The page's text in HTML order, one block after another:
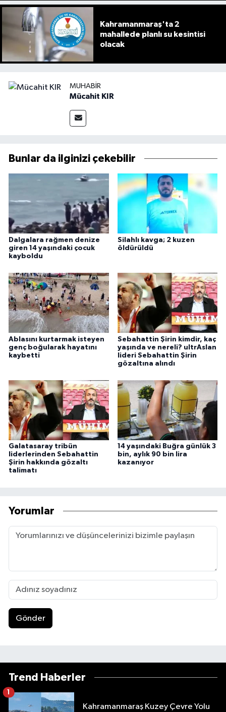
Kahramanmaraş'ta 2
mahallede planlı su kesintisi
olacak
MUHABIR
Mücahit KIR
Bunlar da ilginizi çekebilir
Dalgalara rağmen denize
giren 14 yaşındaki çocuk
kayboldu
Silahlı kavga; 2 kuzen
öldürüldü
Ablasını kurtarmak isteyen
genç boğularak hayatını
kaybetti
Sebahattin Şirin kimdir, kaç
yaşında ve nereli? ultrAslan
lideri Sebahattin Şirin
gözaltına alındı
Galatasaray tribün
liderlerinden Sebahattin
Şirin hakkında gözaltı
talimatı
14 yaşındaki Buğra günlük 3
bin, aylık 90 bin lira
kazanıyor
Yorumlar
Gönder
Trend Haberler
Kahramanmaraş Kuzey Çevre Yolu
1